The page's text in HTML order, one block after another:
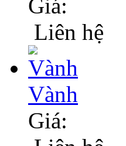
Giá:
Liên hệ
Vành
Giá: